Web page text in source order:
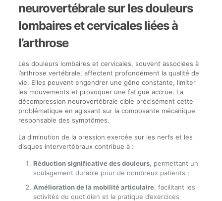
neurovertébrale sur les douleurs
lombaires et cervicales liées à
l’arthrose
Les douleurs lombaires et cervicales, souvent associées à
l’arthrose vertébrale, affectent profondément la qualité de
vie. Elles peuvent engendrer une gêne constante, limiter
les mouvements et provoquer une fatigue accrue. La
décompression neurovertébrale cible précisément cette
problématique en agissant sur la composante mécanique
responsable des symptômes.
La diminution de la pression exercée sur les nerfs et les
disques intervertébraux contribue à :
Réduction significative des douleurs, permettant un
soulagement durable pour de nombreux patients ;
Amélioration de la mobilité articulaire, facilitant les
activités du quotidien et la pratique d’exercices